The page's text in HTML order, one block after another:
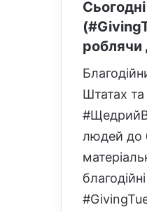
роблячи
Штатах
людей до